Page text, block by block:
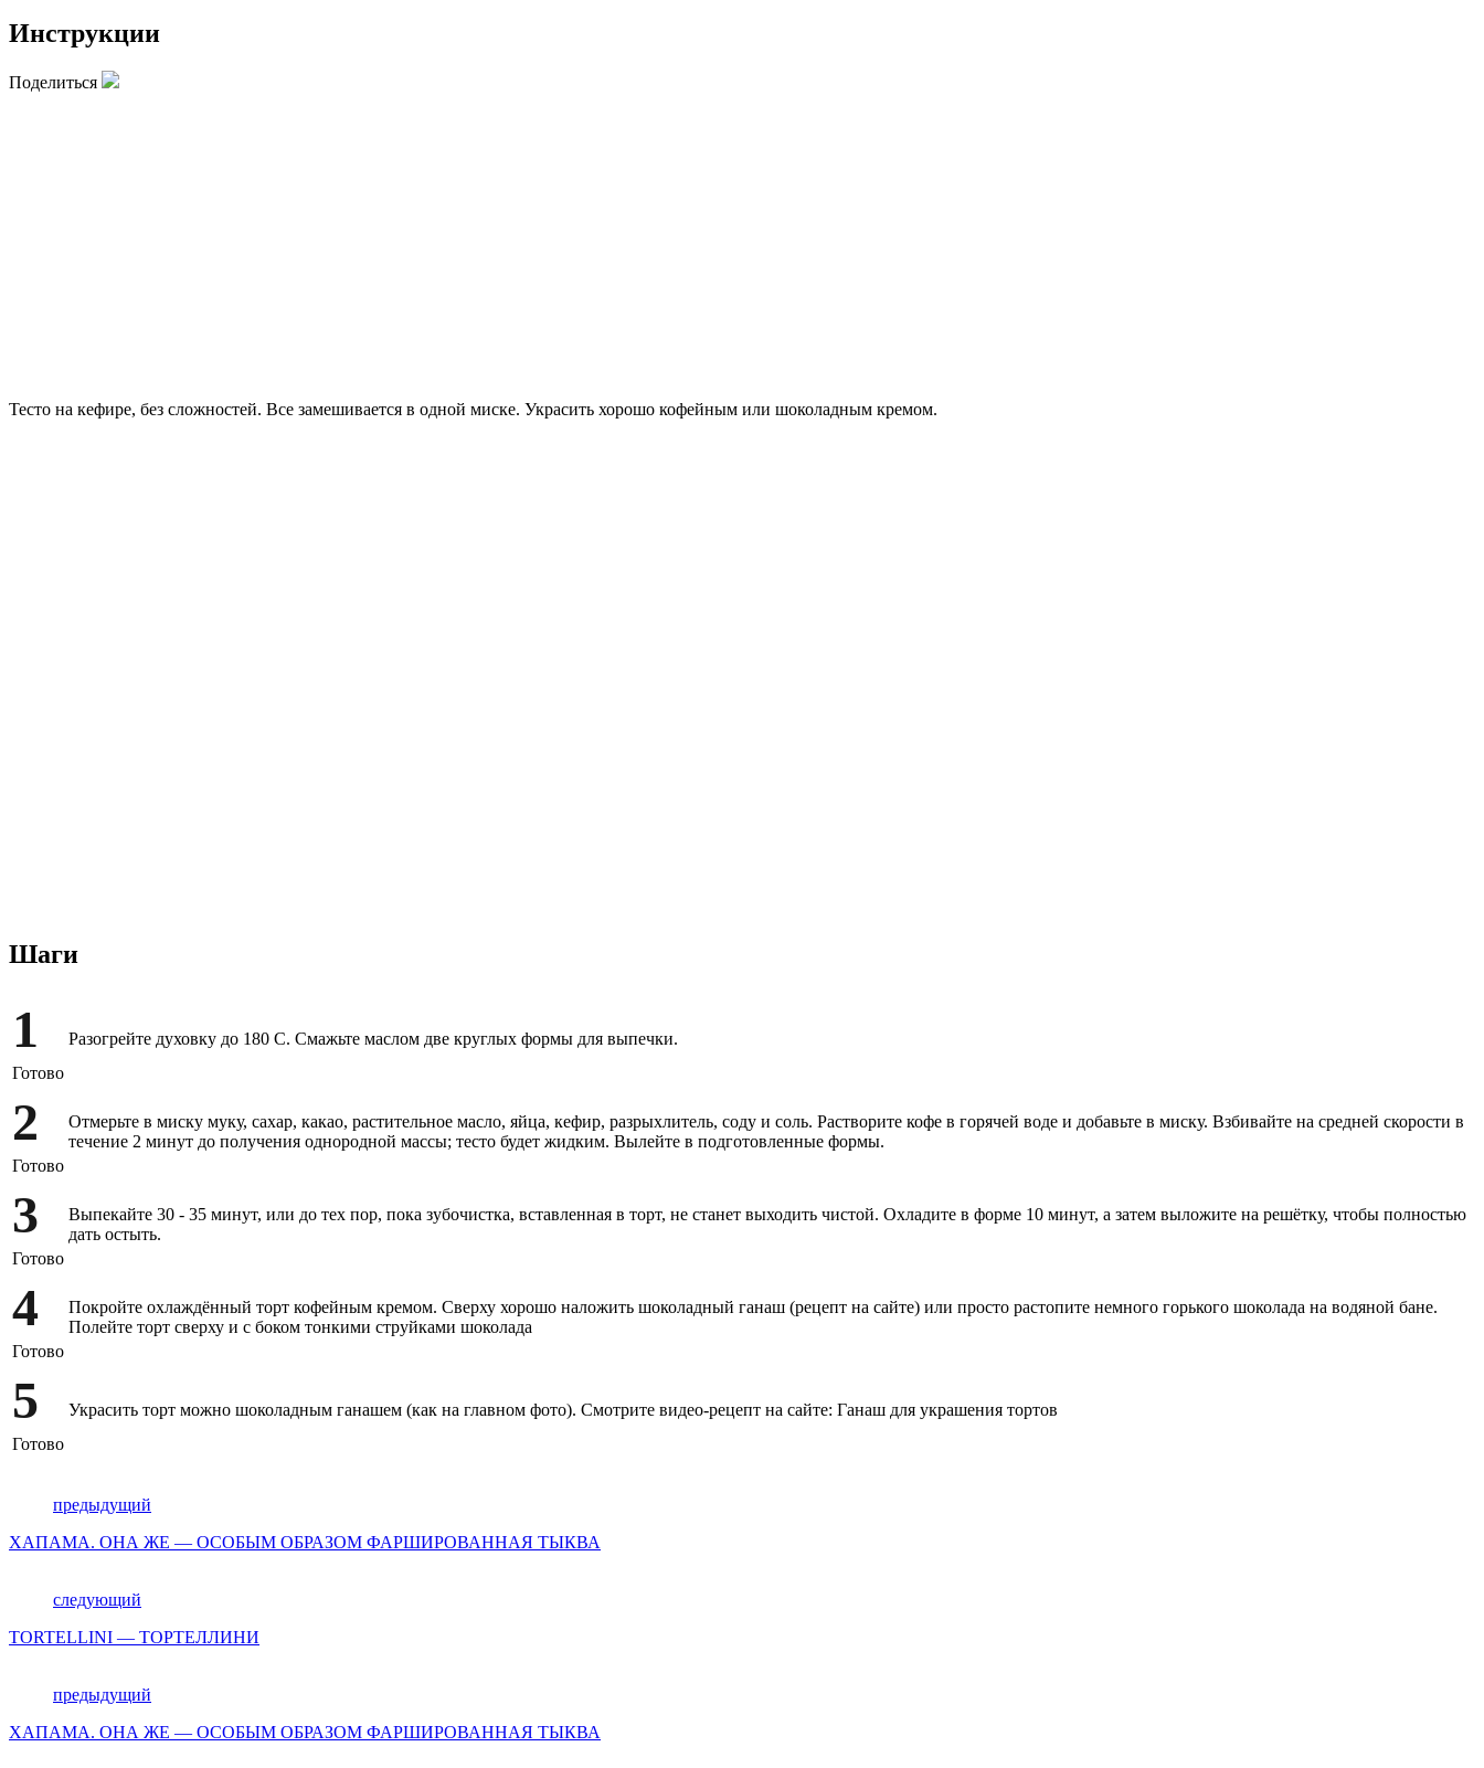
Инструкции
Поделиться
Тесто на кефире, без сложностей. Все замешивается в одной миске. Украсить хорошо кофейным или шоколадным кремом.
Шаги
1
Готово
Разогрейте духовку до 180 С. Смажьте маслом две круглых формы для выпечки.
2
Готово
Отмерьте в миску муку, сахар, какао, растительное масло, яйца, кефир, разрыхлитель, соду и соль. Растворите кофе в горячей воде и добавьте в миску. Взбивайте на средней скорости в
течение 2 минут до получения однородной массы; тесто будет жидким. Вылейте в подготовленные формы.
3
Готово
Выпекайте 30 - 35 минут, или до тех пор, пока зубочистка, вставленная в торт, не станет выходить чистой. Охладите в форме 10 минут, а затем выложите на решётку, чтобы полностью
дать остыть.
4
Готово
Покройте охлаждённый торт кофейным кремом. Сверху хорошо наложить шоколадный ганаш (рецепт на сайте) или просто растопите немного горького шоколада на водяной бане.
Полейте торт сверху и с боком тонкими струйками шоколада
5
Готово
Украсить торт можно шоколадным ганашем (как на главном фото). Смотрите видео-рецепт на сайте: Ганаш для украшения тортов
предыдущий
ХАПАМА. ОНА ЖЕ — ОСОБЫМ ОБРАЗОМ ФАРШИРОВАННАЯ ТЫКВА
следующий
TORTELLINI — ТОРТЕЛЛИНИ
предыдущий
ХАПАМА. ОНА ЖЕ — ОСОБЫМ ОБРАЗОМ ФАРШИРОВАННАЯ ТЫКВА